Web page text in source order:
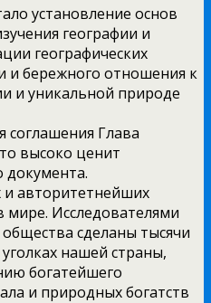
установление основ
географии и
географических
и бережного отношения к
и уникальной природе
Глава
высоко ценит
документа.
и авторитетнейших
мире. Исследователями
общества сделаны тысячи
нашей страны,
богатейшего
и природных богатств